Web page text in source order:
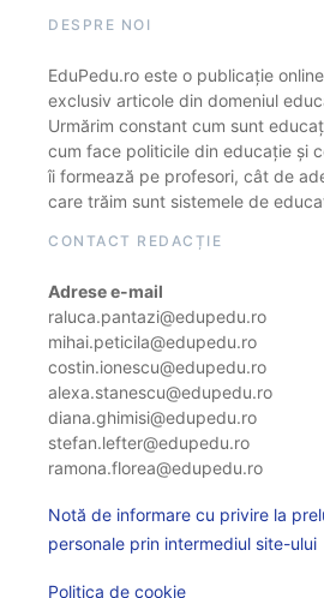
DESPRE NOI
EduPedu.ro este o publicație
exclusiv articole din domeniul
Urmărim constant cum sunt
cum face politicile din educație și
îi formează pe profesori, cât de
care trăim sunt sistemele de
CONTACT REDACȚIE
Adrese e-mail
raluca.pantazi@edupedu.ro
mihai.peticila@edupedu.ro
costin.ionescu@edupedu.ro
alexa.stanescu@edupedu.ro
diana.ghimisi@edupedu.ro
stefan.lefter@edupedu.ro
ramona.florea@edupedu.ro
Notă de informare cu privire la
personale prin intermediul site-ului
Politica de cookie